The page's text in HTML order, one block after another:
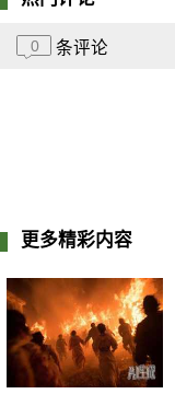
0 条评论
更多精彩内容